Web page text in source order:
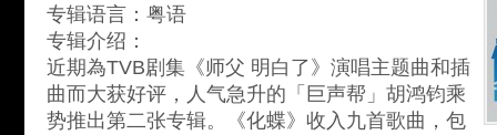
专辑语言：粤语
专辑介绍：
近期為TVB剧集《师父 明白了》演唱主题曲和插
曲而大获好评，人气急升的「巨声帮」胡鸿钧乘
势推出第二张专辑。《化蝶》收入九首歌曲，包